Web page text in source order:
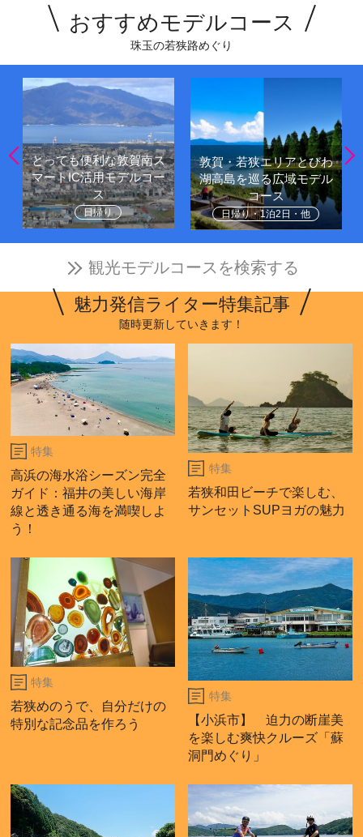
おすすめモデルコース
珠玉の若狭路めぐり
とっても便利な敦賀南ス
マートIC活用モデルコー
ス
日帰り
敦賀・若狭エリアとびわ
湖高島を巡る広域モデル
コース
日帰り・1泊2日・他
観光モデルコースを検索する
魅力発信ライター特集記事
随時更新していきます！
特集
高浜の海水浴シーズン完全
ガイド：福井の美しい海岸
線と透き通る海を満喫しよ
う！
特集
若狭和田ビーチで楽しむ、
サンセットSUPヨガの魅力
特集
若狭めのうで、自分だけの
特別な記念品を作ろう
特集
【小浜市】 迫力の断崖美
を楽しむ爽快クルーズ「蘇
洞門めぐり」